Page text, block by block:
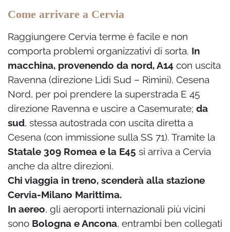
Come arrivare a Cervia
Raggiungere Cervia terme è facile e non
comporta problemi organizzativi di sorta. In
macchina, provenendo da nord, A14 con uscita
Ravenna (direzione Lidi Sud – Rimini), Cesena
Nord, per poi prendere la superstrada E 45
direzione Ravenna e uscire a Casemurate; da
sud, stessa autostrada con uscita diretta a
Cesena (con immissione sulla SS 71). Tramite la
Statale 309 Romea e la E45 si arriva a Cervia
anche da altre direzioni.
Chi viaggia in treno, scenderà alla stazione
Cervia-Milano Marittima.
In aereo, gli aeroporti internazionali più vicini
sono Bologna e Ancona, entrambi ben collegati